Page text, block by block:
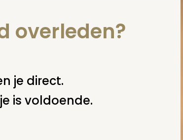
overleden?
je direct.
is voldoende.